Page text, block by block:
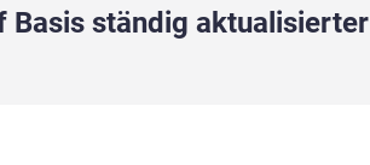
Basis ständig aktualisierter